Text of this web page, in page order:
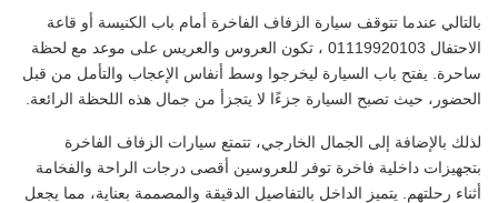
بالتالي عندما تتوقف سيارة الزفاف الفاخرة أمام باب الكنيسة أو قاعة
الاحتفال 01119920103 ، تكون العروس والعريس على موعد مع لحظة
ساحرة. يفتح باب السيارة ليخرجوا وسط أنفاس الإعجاب والتأمل من قبل
الحضور، حيث تصبح السيارة جزءًا لا يتجزأ من جمال هذه اللحظة الرائعة.
لذلك بالإضافة إلى الجمال الخارجي، تتمتع سيارات الزفاف الفاخرة
بتجهيزات داخلية فاخرة توفر للعروسين أقصى درجات الراحة والفخامة
أثناء رحلتهم. يتميز الداخل بالتفاصيل الدقيقة والمصممة بعناية، مما يجعل